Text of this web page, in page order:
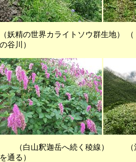
（妖精の世界カライトソウ群生地
の谷川）
（白山釈迦岳へ続く稜線） （湯
を通る）